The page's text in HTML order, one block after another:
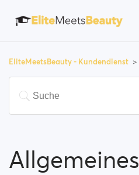
EliteMeetsBeauty - Kundendienst
Allgemeines